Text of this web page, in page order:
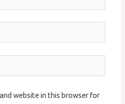
and website in this browser for